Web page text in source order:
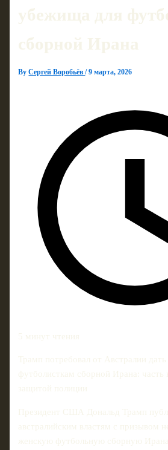
убежища для
сборной Ирана
ByСергей Воробьёв/9 марта, 2026
5 минут чтения
Трамп потребовал от Австралии
футболисткам сборной Ирана:
защитой полиции
Президент США Дональд Трамп
австралийским властям с призывом
женскую футбольную сборную